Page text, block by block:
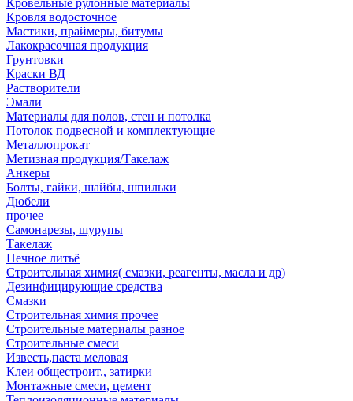
Кровельные рулонные материалы
Кровля водосточное
Мастики, праймеры, битумы
Лакокрасочная продукция
Грунтовки
Краски ВД
Растворители
Эмали
Материалы для полов, стен и потолка
Потолок подвесной и комплектующие
Металлопрокат
Метизная продукция/Такелаж
Анкеры
Болты, гайки, шайбы, шпильки
Дюбели
прочее
Самонарезы, шурупы
Такелаж
Печное литьё
Строительная химия( смазки, реагенты, масла и др)
Дезинфицирующие средства
Смазки
Строительная химия прочее
Строительные материалы разное
Строительные смеси
Известь,паста меловая
Клеи общестроит., затирки
Монтажные смеси, цемент